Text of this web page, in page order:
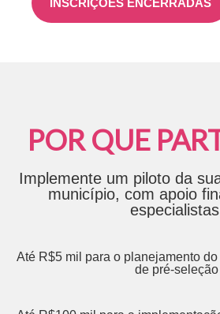
INSCRIÇÕES ENCERRADAS
POR QUE
Implemente um piloto da
município, com apoio
Até R$5 mil para o planejamento
de pré-seleção